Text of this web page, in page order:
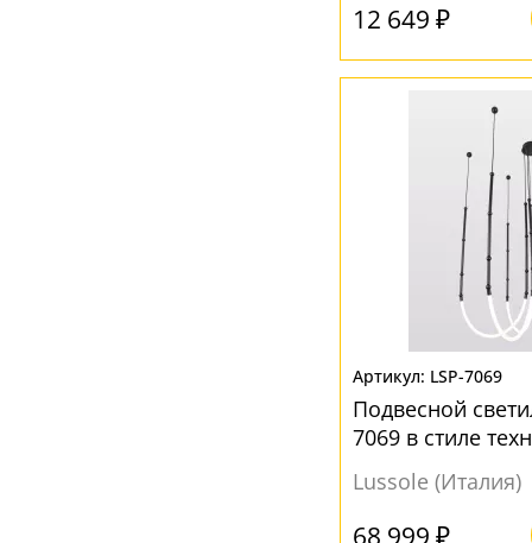
12 649 ₽
LSP-7069
Подвесной
7069 в стиле
Lussole (Италия)
68 999 ₽